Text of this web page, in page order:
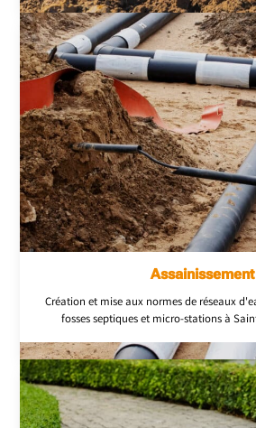
Assainissement
Création et mise aux normes de réseaux
fosses septiques et micro-stations à